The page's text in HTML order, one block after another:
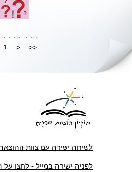
<<
<
1
לשיחה ישירה עם צוות ההוצאה
לפניה ישירה במייל - לחצו על